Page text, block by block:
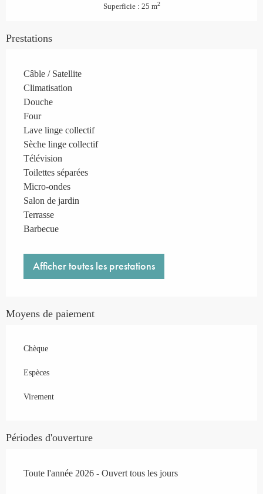
Superficie : 25 m2
Prestations
Câble / Satellite
Climatisation
Douche
Four
Lave linge collectif
Sèche linge collectif
Télévision
Toilettes séparées
Micro-ondes
Salon de jardin
Terrasse
Barbecue
Afficher toutes les prestations
Moyens de paiement
Chèque
Espèces
Virement
Périodes d'ouverture
Toute l'année 2026 - Ouvert tous les jours